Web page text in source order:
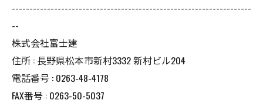
--------------------------------------------------------------------
--
株式会社富士建
住所 : 長野県松本市新村3332 新村ビル204
電話番号 : 0263-48-4178
FAX番号 : 0263-50-5037